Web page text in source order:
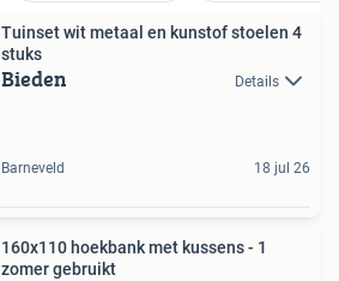
Tuinset wit metaal en kunstof stoelen 4
stuks
Bieden Details
Barneveld 18 jul 26
160x110 hoekbank met kussens - 1
zomer gebruikt